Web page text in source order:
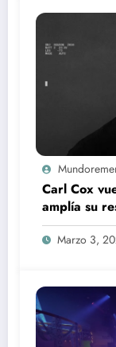
Carl Cox
amplía su
Marzo 3,